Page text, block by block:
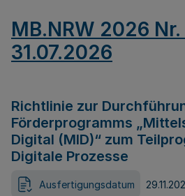
MB.NRW 2026 Nr.
31.07.2026
Richtlinie zur
Förderprogramms
Digital (MID)“ zum
Digitale Prozesse
Ausfertigungsdatum